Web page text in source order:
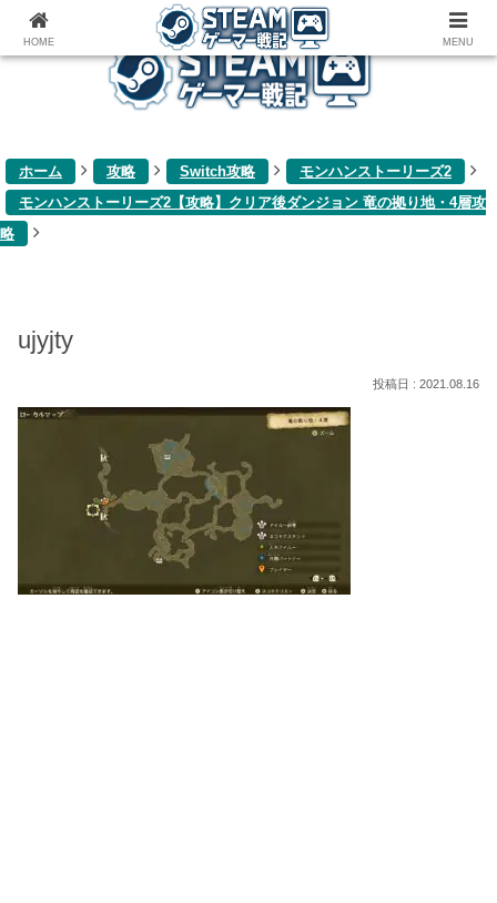
ゲーム関連雑記ブログ
ホーム 攻略 Switch攻略
モンハンストーリーズ2
モンハンストーリーズ2【攻略】クリア後ダンジョン 竜の拠り地・4層攻
略
ujyjty
2021.08.16
HOME MENU